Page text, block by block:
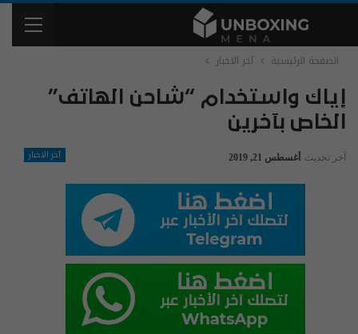
الصفحة الرئيسية آخر الاخبار
إياك واستخدام “شاحن الهاتف”
الخاص بآخرين
آخر الاخبار آخر تحديث أغسطس 21, 2019